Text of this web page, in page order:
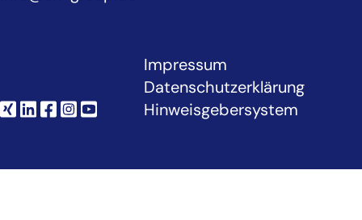
Impressum
Datenschutzerklärung
Hinweisgebersystem